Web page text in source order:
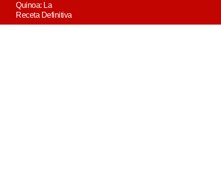
Quinoa: La
Receta Definitiva